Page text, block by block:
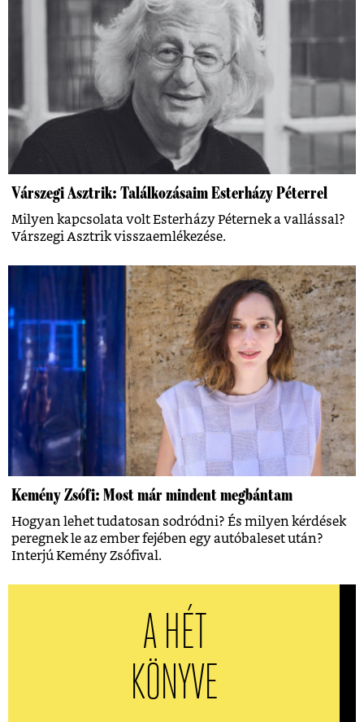
Várszegi Asztrik: Találkozásaim Esterházy Péterrel
Milyen kapcsolata volt Esterházy Péternek a vallással?
Várszegi Asztrik visszaemlékezése.
Kemény Zsófi: Most már mindent megbántam
Hogyan lehet tudatosan sodródni? És milyen kérdések
peregnek le az ember fejében egy autóbaleset után?
Interjú Kemény Zsófival.
A HÉT
KÖNYVE